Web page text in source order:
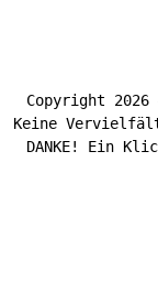
Copyright
Keine
DANKE! Ein